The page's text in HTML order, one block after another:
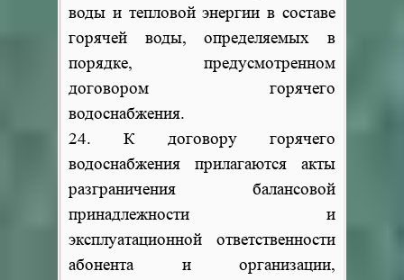
воды и тепловой энергии в составе
горячей воды, определяемых в
порядке, предусмотренном
договором горячего
водоснабжения.
24. К договору горячего
водоснабжения прилагаются акты
разграничения балансовой
принадлежности и
эксплуатационной ответственности
абонента и организации,